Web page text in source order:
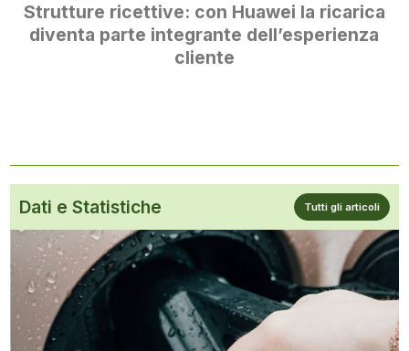
Strutture ricettive: con Huawei la ricarica
diventa parte integrante dell’esperienza
cliente
Dati e Statistiche Tutti gli articoli